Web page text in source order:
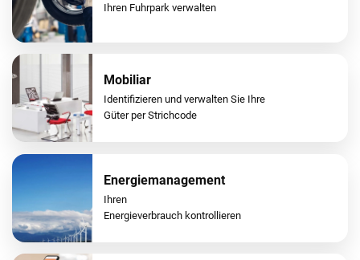
Ihren Fuhrpark verwalten
Mobiliar
Identifizieren und verwalten Sie Ihre
Güter per Strichcode
Energiemanagement
Ihren
Energieverbrauch kontrollieren